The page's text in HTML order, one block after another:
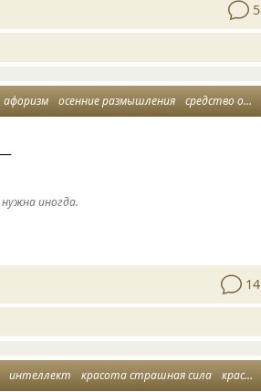
5
афоризм осенние размышления средство от хандры
иногда.
14
интеллект красота страшная сила красота женщины